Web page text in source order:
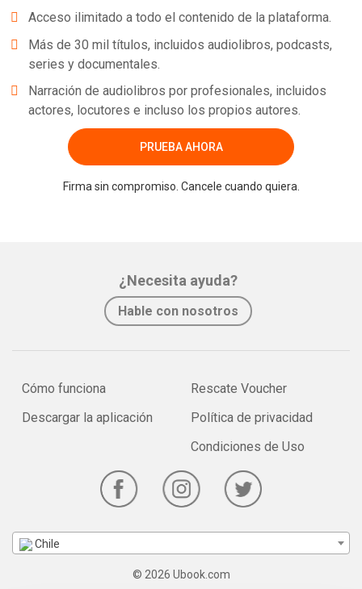
Acceso ilimitado a todo el contenido de la plataforma.
Más de 30 mil títulos, incluidos audiolibros, podcasts,
series y documentales.
Narración de audiolibros por profesionales, incluidos
actores, locutores e incluso los propios autores.
PRUEBA AHORA
Firma sin compromiso. Cancele cuando quiera.
¿Necesita ayuda?
Hable con nosotros
Cómo funciona
Descargar la aplicación
Rescate Voucher
Política de privacidad
Condiciones de Uso
Chile
© 2026 Ubook.com